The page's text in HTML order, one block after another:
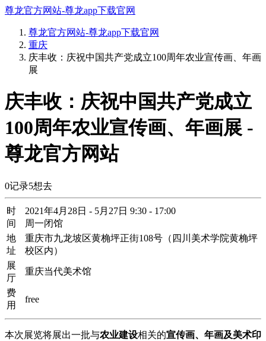
尊龙官方网站-尊龙app下载官网
尊龙官方网站-尊龙app下载官网
重庆
庆丰收：庆祝中国共产党成立100周年农业宣传画、年画
展
庆丰收：庆祝中国共产党成立
100周年农业宣传画、年画展 -
尊龙官方网站
0记录5想去
时
间
2021年4月28日 - 5月27日 9:30 - 17:00
周一闭馆
地
址
重庆市九龙坡区黄桷坪正街108号（四川美术学院黄桷坪
校区内）
展
厅
重庆当代美术馆
费
用
free
本次展览将展出一批与农业建设相关的宣传画、年画及美术印